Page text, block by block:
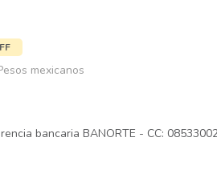
mexicanos
bancaria BANORTE - CC: